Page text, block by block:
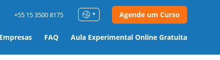
FAQ Aula Experimental Online Gratuita
+55 15 3500 8175 Agende um Curso